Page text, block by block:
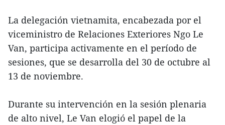
La delegación vietnamita, encabezada por el
viceministro de Relaciones Exteriores Ngo Le
Van, participa activamente en el período de
sesiones, que se desarrolla del 30 de octubre al
13 de noviembre.
Durante su intervención en la sesión plenaria
de alto nivel, Le Van elogió el papel de la